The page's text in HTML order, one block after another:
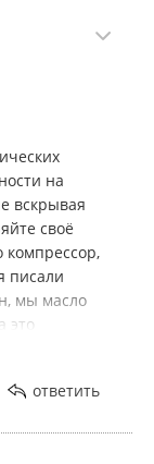
марок.
сварочных
и
выполненный
возле
на
вскрывая
своё
компрессор,
писали
мы масло
это
не увезли
брак,ответить